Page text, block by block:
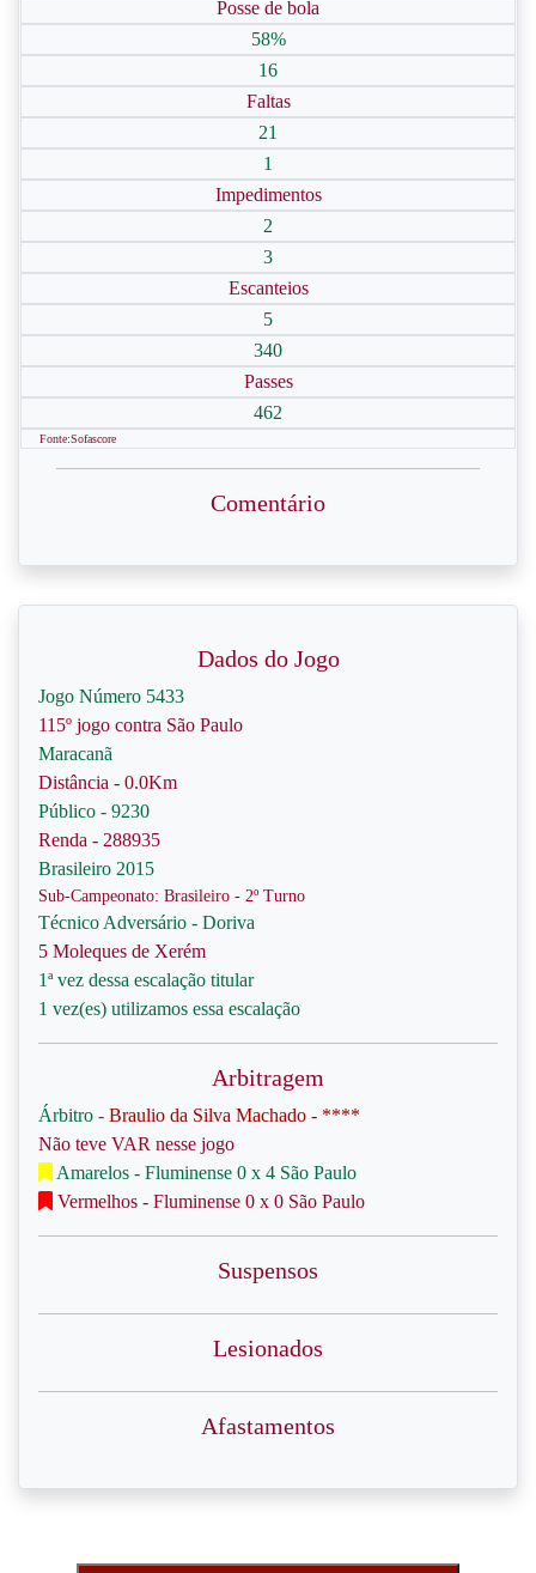
Posse de bola
58%
16
Faltas
21
1
Impedimentos
2
3
Escanteios
5
340
Passes
462
Fonte:Sofascore
Comentário
Dados do Jogo
Jogo Número 5433
115º jogo contra São Paulo
Maracanã
Distância - 0.0Km
Público - 9230
Renda - 288935
Brasileiro 2015
Sub-Campeonato: Brasileiro - 2º Turno
Técnico Adversário - Doriva
5 Moleques de Xerém
1ª vez dessa escalação titular
1 vez(es) utilizamos essa escalação
Arbitragem
Árbitro - Braulio da Silva Machado - ****
Não teve VAR nesse jogo
Amarelos - Fluminense 0 x 4 São Paulo
Vermelhos - Fluminense 0 x 0 São Paulo
Suspensos
Lesionados
Afastamentos